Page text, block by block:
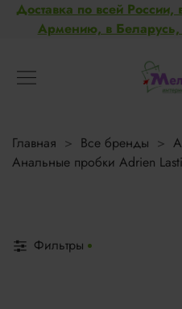
Доставка по всей
Армению, в Беларусь,
Главная Все бренды
Анальные пробки Adrien
Фильтры